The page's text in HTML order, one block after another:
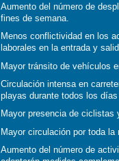
Aumento del número de
fines de semana.
Menos conflictividad en los
laborales en la entrada y
Mayor tránsito de vehículos
Circulación intensa en
playas durante todos los días
Mayor presencia de ciclistas
Mayor circulación por toda
Aumento del número de